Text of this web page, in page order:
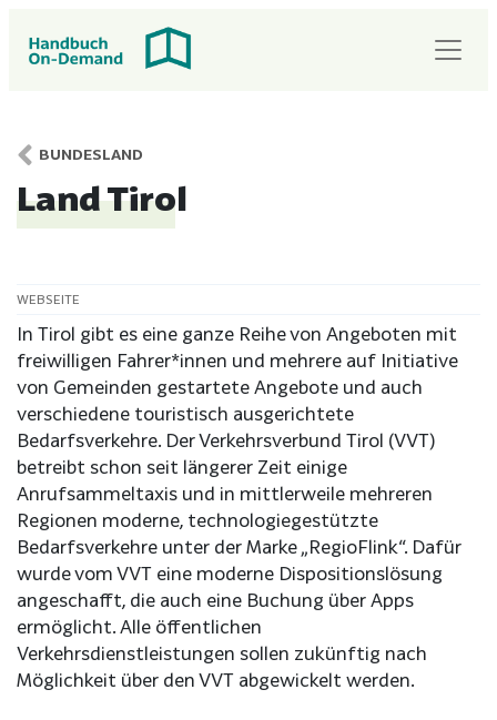
BUNDESLAND
Land Tirol
WEBSEITE
In Tirol gibt es eine ganze Reihe von Angeboten mit
freiwilligen Fahrer*innen und mehrere auf Initiative
von Gemeinden gestartete Angebote und auch
verschiedene touristisch ausgerichtete
Bedarfsverkehre. Der Verkehrsverbund Tirol (VVT)
betreibt schon seit längerer Zeit einige
Anrufsammeltaxis und in mittlerweile mehreren
Regionen moderne, technologiegestützte
Bedarfsverkehre unter der Marke „RegioFlink“. Dafür
wurde vom VVT eine moderne Dispositionslösung
angeschafft, die auch eine Buchung über Apps
ermöglicht. Alle öffentlichen
Verkehrsdienstleistungen sollen zukünftig nach
Möglichkeit über den VVT abgewickelt werden.